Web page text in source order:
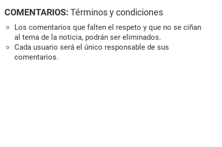
COMENTARIOS: Términos y condiciones
Los comentarios que falten el respeto y que no se ciñan
al tema de la noticia, podrán ser eliminados.
Cada usuario será el único responsable de sus
comentarios.